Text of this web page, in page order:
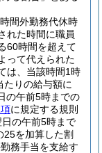
間外勤務代休時
れた時間に職員
60時間を超えて
って代えられた
は、当該時間1時
たりの給与額に
の午前5時までの
に規定する規則
の午前5時まで
を加算した割
務手当を支給す